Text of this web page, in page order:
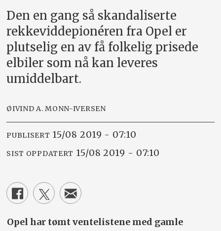
Den en gang så skandaliserte
rekkeviddepionéren fra Opel er
plutselig en av få folkelig prisede
elbiler som nå kan leveres
umiddelbart.
ØIVIND A. MONN-IVERSEN
PUBLISERT 15/08 2019 - 07:10
SIST OPPDATERT 15/08 2019 - 07:10
Opel har tømt ventelistene med gamle